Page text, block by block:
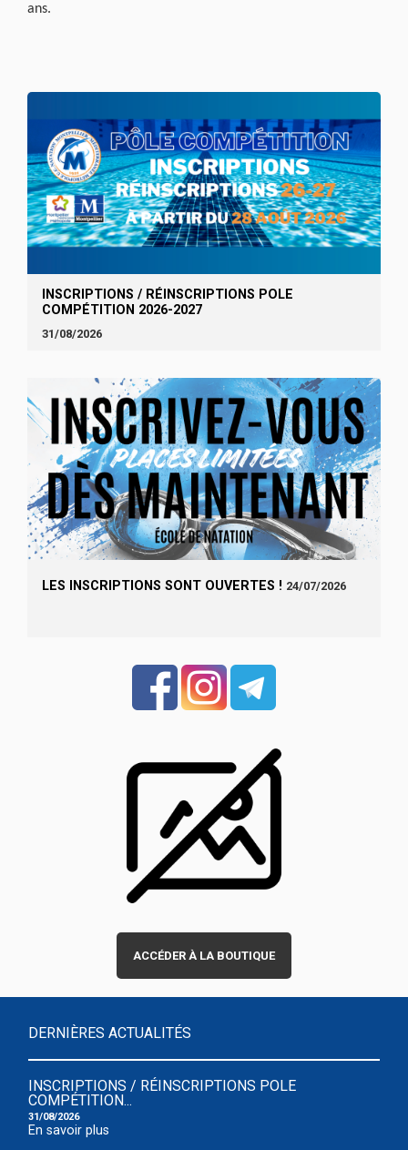
ans.
INSCRIPTIONS / RÉINSCRIPTIONS POLE
COMPÉTITION 2026-2027
31/08/2026
LES INSCRIPTIONS SONT OUVERTES ! 24/07/2026
ACCÉDER À LA BOUTIQUE
DERNIÈRES ACTUALITÉS
INSCRIPTIONS / RÉINSCRIPTIONS POLE
COMPÉTITION...
31/08/2026
En savoir plus